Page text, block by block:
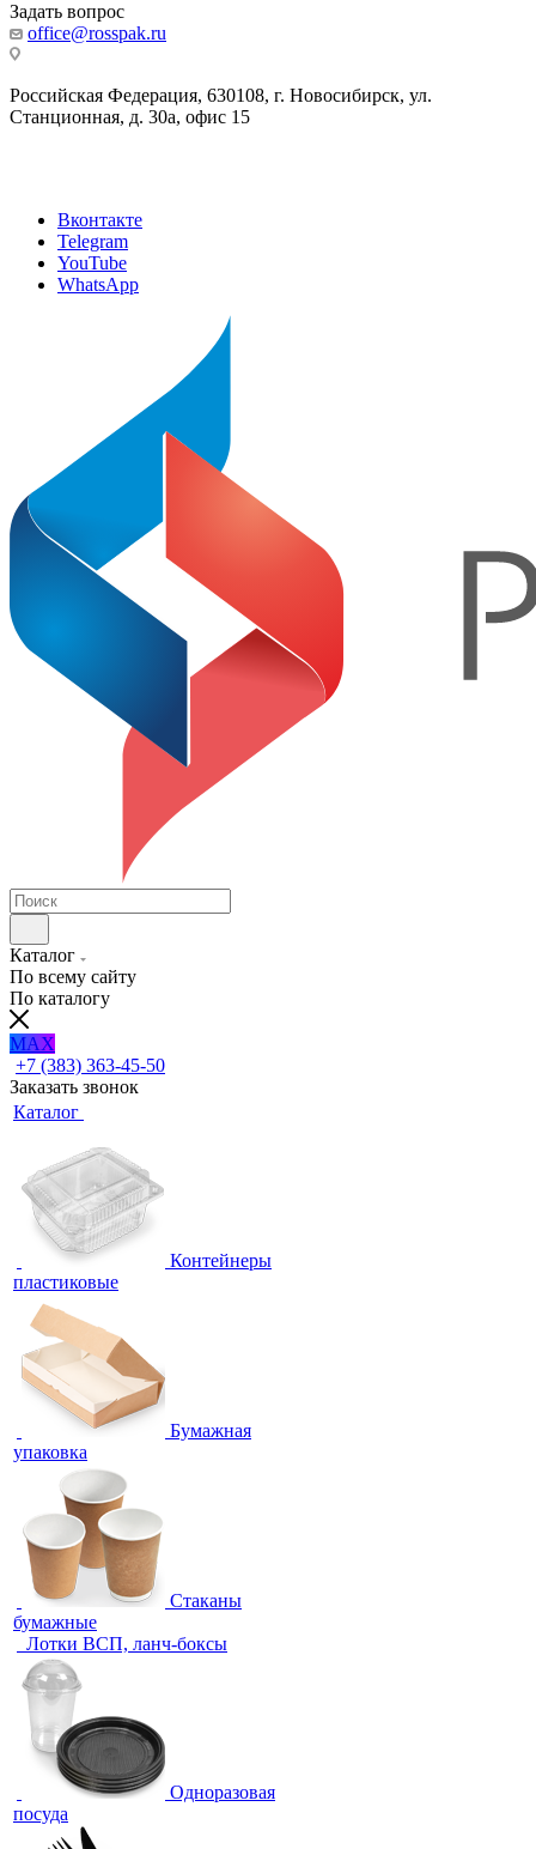
Задать вопрос
office@rosspak.ru
Российская Федерация, 630108, г. Новосибирск, ул.
Станционная, д. 30а, офис 15
Вконтакте
Telegram
YouTube
WhatsApp
Каталог
По всему сайту
По каталогу
MAX
+7 (383) 363-45-50
Заказать звонок
Каталог
Контейнеры
пластиковые
Бумажная
упаковка
Стаканы
бумажные
Лотки ВСП, ланч-боксы
Одноразовая
посуда